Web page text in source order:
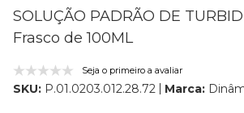
SOLUÇÃO PADRÃO DE
Frasco de 100ML
Seja o primeiro a avaliar
SKU: P.01.0203.012.28.72 Marca: